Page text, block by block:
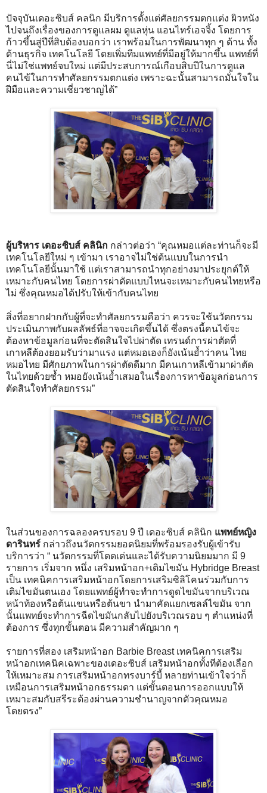
ปัจจุบันเดอะซิบส์ คลนิก มีบริการตั้งแต่ศัลยกรรมตกแต่ง ผิวหนัง
ไปจนถึงเรื่องของการดูแลผม ดูแลหุ่น แอนไทร์เอจจิ้ง โดยการ
ก้าวขึ้นสู่ปีที่สิบต้องบอกว่า เราพร้อมในการพัฒนาทุก ๆ ด้าน ทั้ง
ด้านธุรกิจ เทคโนโลยี โดยเพิ่มทีมแพทย์ที่มีอยู่ให้มากขึ้น แพทย์ที่
นี่ไม่ใช่แพทย์จบใหม่ แต่มีประสบการณ์เกือบสิบปีในการดูแล
คนไข้ในการทำศัลยกรรมตกแต่ง เพราะฉะนั้นสามารถมั่นใจใน
ฝีมือและความเชี่ยวชาญได้”
ผู้บริหาร เดอะซิบส์ คลินิก กล่าวต่อว่า “คุณหมอแต่ละท่านก็จะมี
เทคโนโลยีใหม่ ๆ เข้ามา เราอาจไม่ใช่ต้นแบบในการนำ
เทคโนโลยีนั้นมาใช้ แต่เราสามารถนำทุกอย่างมาประยุกต์ให้
เหมาะกับคนไทย โดยการผ่าตัดแบบไหนจะเหมาะกับคนไทยหรือ
ไม่ ซึ่งคุณหมอได้ปรับให้เข้ากับคนไทย
สิ่งที่อยากฝากกับผู้ที่จะทำศัลยกรรมคือว่า ควรจะใช้นวัตกรรม
ประเมินภาพกับผลลัพธ์ที่อาจจะเกิดขึ้นได้ ซึ่งตรงนี้คนไข้จะ
ต้องหาข้อมูลก่อนที่จะตัดสินใจไปผ่าตัด เทรนด์การผ่าตัดที่
เกาหลีต้องยอมรับว่ามาแรง แต่หมอเองก็ยังเน้นย้ำว่าคน ไทย
หมอไทย มีศักยภาพในการผ่าตัดดีมาก มีคนเกาหลีเข้ามาผ่าตัด
ในไทยด้วยซ้ำ หมอยังเน้นย้ำเสมอในเรื่องการหาข้อมูลก่อนการ
ตัดสินใจทำศัลยกรรม”
ในส่วนของการฉลองครบรอบ 9 ปี เดอะซิบส์ คลินิก แพทย์หญิง
ดารินทร์ กล่าวถึงนวัตกรรมยอดนิยมที่พร้อมรองรับผู้เข้ารับ
บริการว่า “ นวัตกรรมที่โดดเด่นและได้รับความนิยมมาก มี 9
รายการ เริ่มจาก หนึ่ง เสริมหน้าอก+เติมไขมัน Hybridge Breast
เป็น เทคนิคการเสริมหน้าอกโดยการเสริมซิลิโคนร่วมกับการ
เติมไขมันตนเอง โดยแพทย์ผู้ทำจะทำการดูดไขมันจากบริเวณ
หน้าท้องหรือต้นแขนหรือต้นขา นำมาคัดแยกเซลล์ไขมัน จาก
นั้นแพทย์จะทำการฉีดไขมันกลับไปยังบริเวณรอบ ๆ ตำแหน่งที่
ต้องการ ซึ่งทุกขั้นตอน มีความสำคัญมาก ๆ
รายการที่สอง เสริมหน้าอก Barbie Breast เทคนิคการเสริม
หน้าอกเทคนิคเฉพาะของเดอะซิบส์ เสริมหน้าอกทั้งทีต้องเลือก
ให้เหมาะสม การเสริมหน้าอกทรงบาร์บี้ หลายท่านเข้าใจว่าก็
เหมือนการเสริมหน้าอกธรรมดา แต่ขั้นตอนการออกแบบให้
เหมาะสมกับสรีระต้องผ่านความชำนาญจากตัวคุณหมอ
โดยตรง”